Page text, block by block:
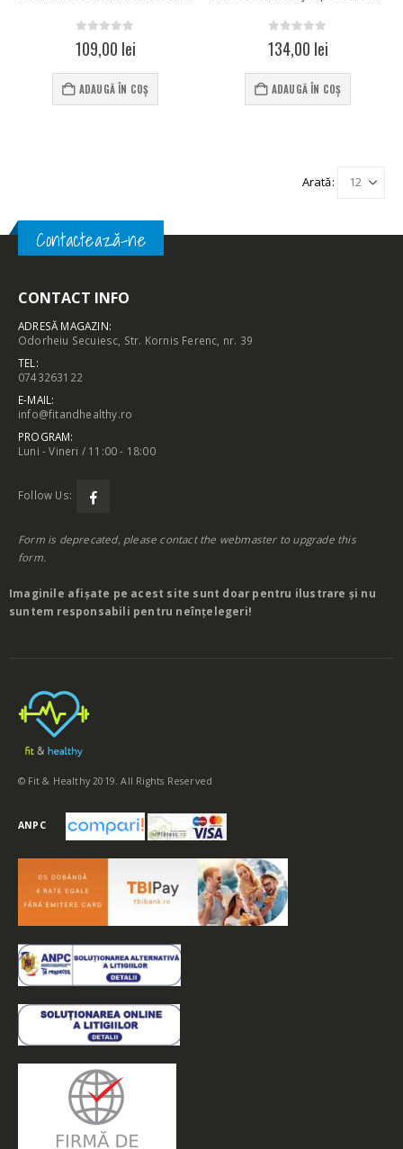
0 out of 5
109,00 lei
ADAUGĂ ÎN COȘ
0 out of 5
134,00 lei
ADAUGĂ ÎN COȘ
Arată:
Contactează-ne
CONTACT INFO
ADRESĂ MAGAZIN:
Odorheiu Secuiesc, Str. Kornis Ferenc, nr. 39
TEL:
0743263122
E-MAIL:
info@fitandhealthy.ro
PROGRAM:
Luni - Vineri / 11:00 - 18:00
Follow Us:
Form is deprecated, please contact the webmaster toupgradethis
form.
Imaginile afișate pe acest site sunt doar pentru ilustrare și nu
suntem responsabili pentru neînțelegeri!
© Fit & Healthy 2019. All Rights Reserved
ANPC